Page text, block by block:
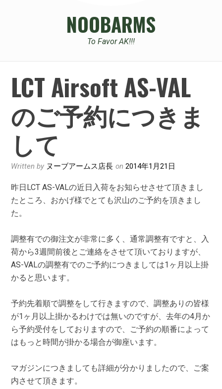
NOOBARMS
To Favor AK!!!
LCT Airsoft AS-VAL
のご予約につきま
して
Written by ヌーブアームス店長 on2014年1月21日
昨日LCT AS-VALの近日入荷をお知らせさせて頂きまし
たところ、おかげ様でとても沢山のご予約を頂きまし
た。
調整有での御注文が非常に多く、通常調整有ですと、入
荷から3週間前後とご連絡をさせて頂いておりますが、
AS-VALの調整有でのご予約につきましては1ヶ月以上掛
かると思います。
予約先着順で調整をして行きますので、調整ありの皆様
が1ヶ月以上掛かるわけでは無いのですが、去年の4月か
ら予約受付をしておりますので、ご予約の順番によって
はもっと時間が掛かる場合が御座います。
マガジンにつきましても詳細が分かりましたので、ご案
内させて頂きます。